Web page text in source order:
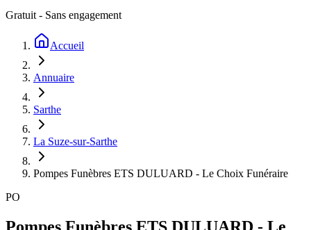
Gratuit - Sans engagement
Accueil
Annuaire
Sarthe
La Suze-sur-Sarthe
Pompes Funèbres ETS DULUARD - Le Choix Funéraire
PO